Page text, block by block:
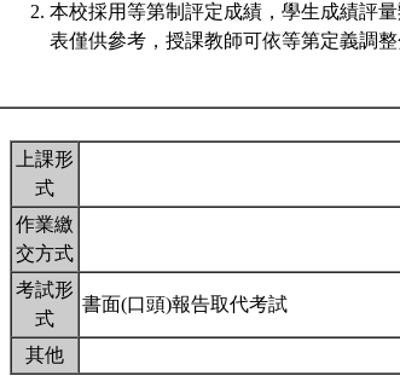
本校採用等第制評定成績，學生成績評
表僅供參考，授課教師可依等第定義調
上課形
式
作業繳
交方式
考試形
式
書面(口頭)報告取代考試
其他